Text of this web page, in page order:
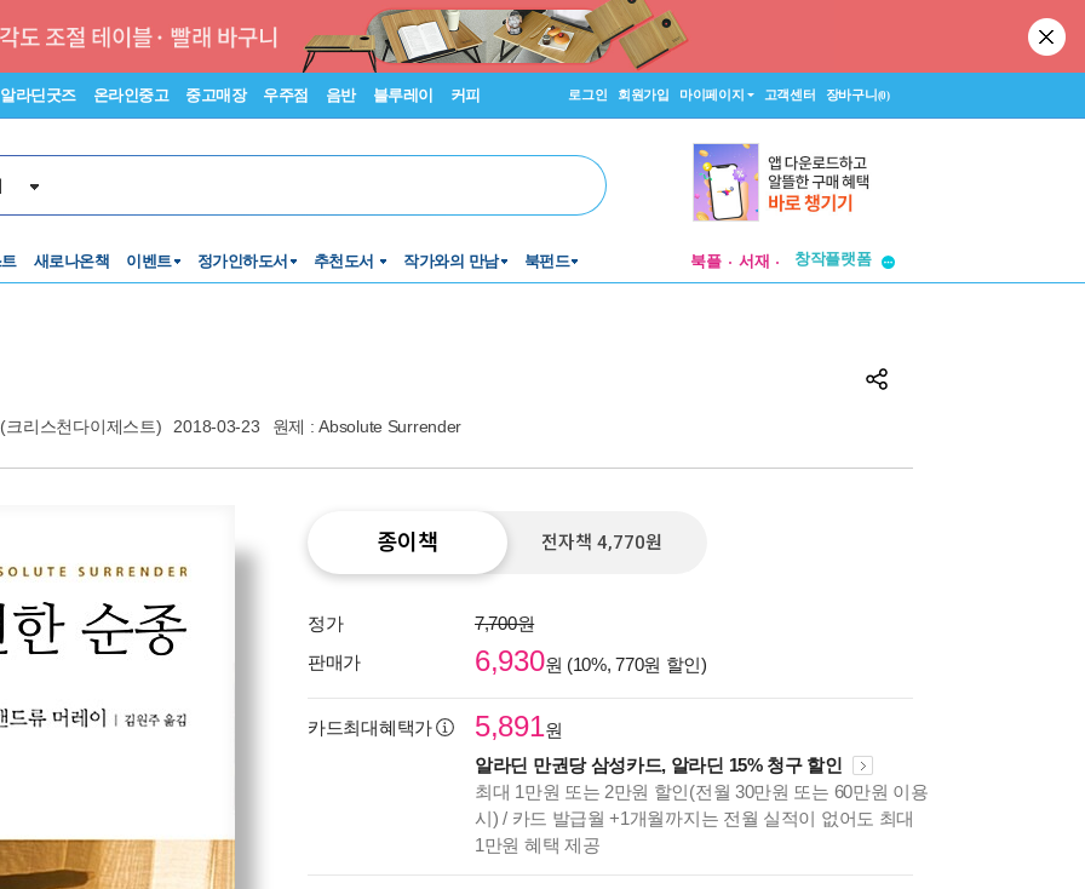
알라딘굿즈 온라인중고 중고매장 우주점 음반 블루레이 커피 로그인 회원가입 마이페이지 고객센터 장바구니(0)
새로나온책 이벤트 정가인하도서 추천도서 작가와의 만남 북펀드 북플 서재
투비컨티뉴드
크리스천다이제스트) 2018-03-23 원제 : Absolute Surrender
종이책 전자책 4,770원
정가
7,700원
판매가
6,930원 (10%, 770원 할인)
카드최대혜택가 5,891원
알라딘 만권당 삼성카드, 알라딘 15% 청구 할인
최대 1만원 또는 2만원 할인(전월 30만원 또는 60만원 이용
시) / 카드 발급월 +1개월까지는 전월 실적이 없어도 최대
1만원 혜택 제공